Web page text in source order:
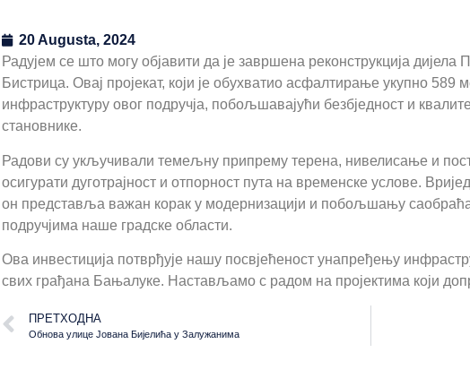
20 Augusta, 2024
Радујем се што могу објавити да је завршена реконструкција
Бистрица. Овај пројекат, који је обухватио асфалтирање укупно 589
инфраструктуру овог подручја, побољшавајући безбједност и
становнике.
Радови су укључивали темељну припрему терена, нивелисање и
осигурати дуготрајност и отпорност пута на временске услове.
он представља важан корак у модернизацији и побољшању
подручјима наше градске области.
Ова инвестиција потврђује нашу посвјећеност унапређењу
свих грађана Бањалуке. Настављамо с радом на пројектима који
ПРЕТХОДНА
Обнова улице Јована Бијелића у Залужанима